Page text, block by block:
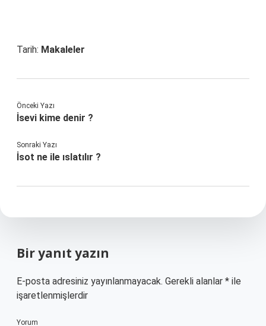
Tarih: Makaleler
Önceki Yazı
İsevi kime denir ?
Sonraki Yazı
İsot ne ile ıslatılır ?
Bir yanıt yazın
E-posta adresiniz yayınlanmayacak. Gerekli alanlar * ile
işaretlenmişlerdir
Yorum